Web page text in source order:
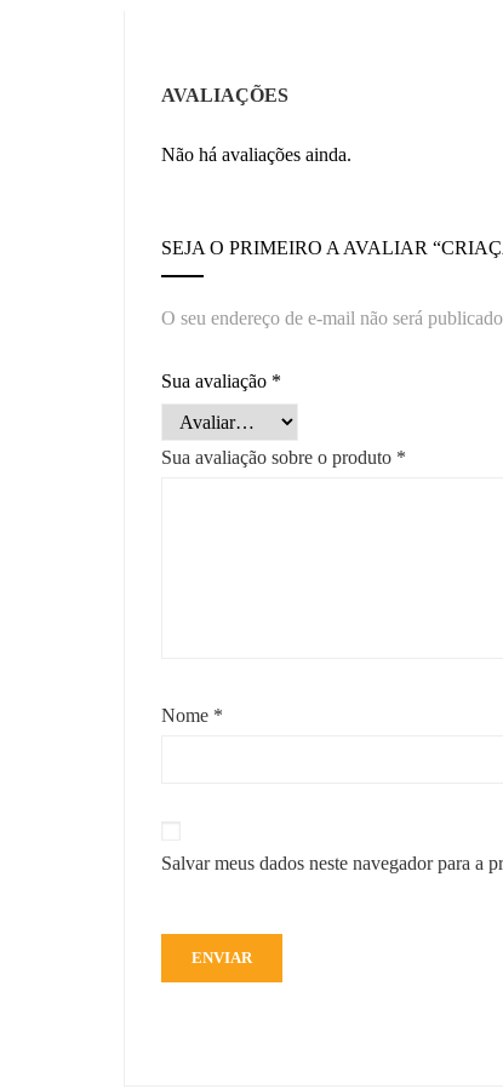
AVALIAÇÕES
Não há avaliações ainda.
SEJA O PRIMEIRO A AVALIAR
O seu endereço de e-mail não será
Sua avaliação *
Sua avaliação sobre o produto *
Nome *
Salvar meus dados neste navegador para a